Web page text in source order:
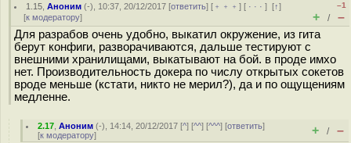
1.15 ,Аноним (-), 10:37, 20/12/2017 [ответить] [ ﹢﹢﹢] [ · · ·][↑]
[к модератору]
–1
+ / –
Для разрабов очень удобно, выкатил окружение, из гита
берут конфиги, разворачиваются, дальше тестируют с
внешними хранилищами, выкатывают на бой. в проде имхо
нет. Производительность докера по числу открытых сокетов
вроде меньше (кстати, никто не мерил?), да и по ощущениям
медленне.
2.17 ,Аноним (-), 14:14, 20/12/2017 [^] [^^] [^^^] [ответить]
[к модератору] + / –